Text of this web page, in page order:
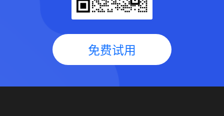
免费试用